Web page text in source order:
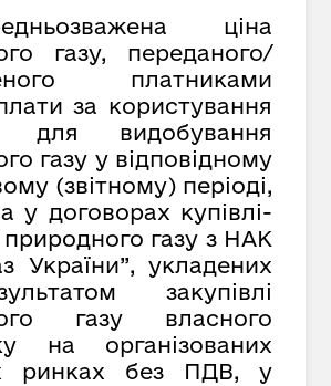
ціна
газу, переданого/
платниками
за користування
для видобування
газу у відповідному
(звітному) періоді,
у договорах купівлі-
газу з НАК
України”, укладених
закупівлі
газу власного
на організованих
ринках без ПДВ, у